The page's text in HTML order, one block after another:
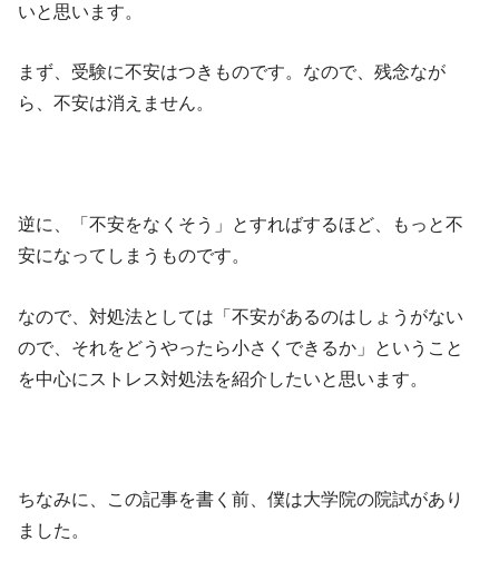
いと思います。
まず、受験に不安はつきものです。なので、残念なが
ら、不安は消えません。
逆に、「不安をなくそう」とすればするほど、もっと不
安になってしまうものです。
なので、対処法としては「不安があるのはしょうがない
ので、それをどうやったら小さくできるか」ということ
を中心にストレス対処法を紹介したいと思います。
ちなみに、この記事を書く前、僕は大学院の院試があり
ました。